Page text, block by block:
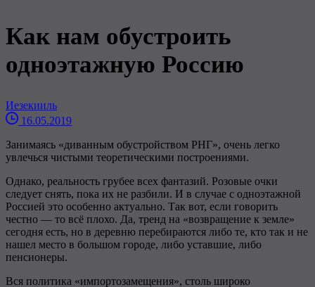
Как нам обустроить
одноэтажную Россию
Иeзeкииль
16.05.2019
Занимаясь «диванным обустройством РНГ», очень легко
увлечься чистыми теоретическими построениями.
Однако, реальность грубее всех фантазий. Розовые очки
следует снять, пока их не разбили. И в случае с одноэтажной
Россией это особенно актуально. Так вот, если говорить
честно — то всё плохо. Да, тренд на «возвращение к земле»
сегодня есть, но в деревню перебираются либо те, кто так и не
нашел место в большом городе, либо уставшие, либо
пенсионеры.
Вся политика «импортозамещения», столь широко